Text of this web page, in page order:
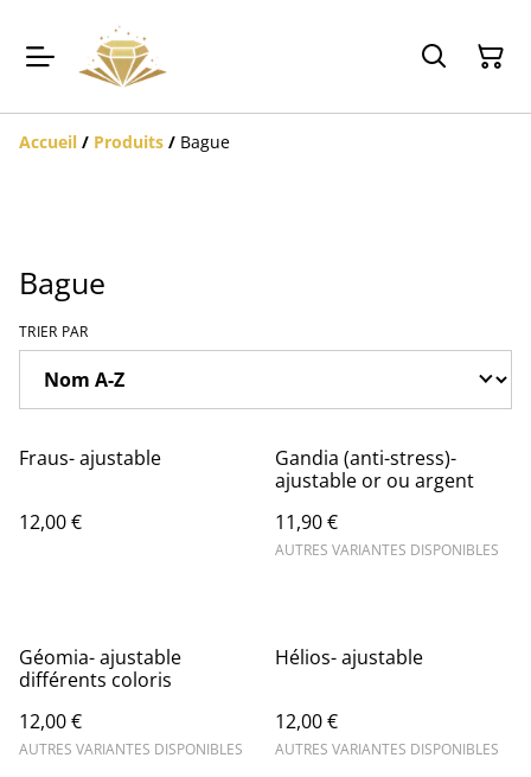
Accueil / Produits / Bague
Bague
TRIER PAR
Fraus- ajustable
12,00 €
Gandia (anti-stress)-
ajustable or ou argent
11,90 €
AUTRES VARIANTES DISPONIBLES
Géomia- ajustable
différents coloris
12,00 €
AUTRES VARIANTES DISPONIBLES
Hélios- ajustable
12,00 €
AUTRES VARIANTES DISPONIBLES